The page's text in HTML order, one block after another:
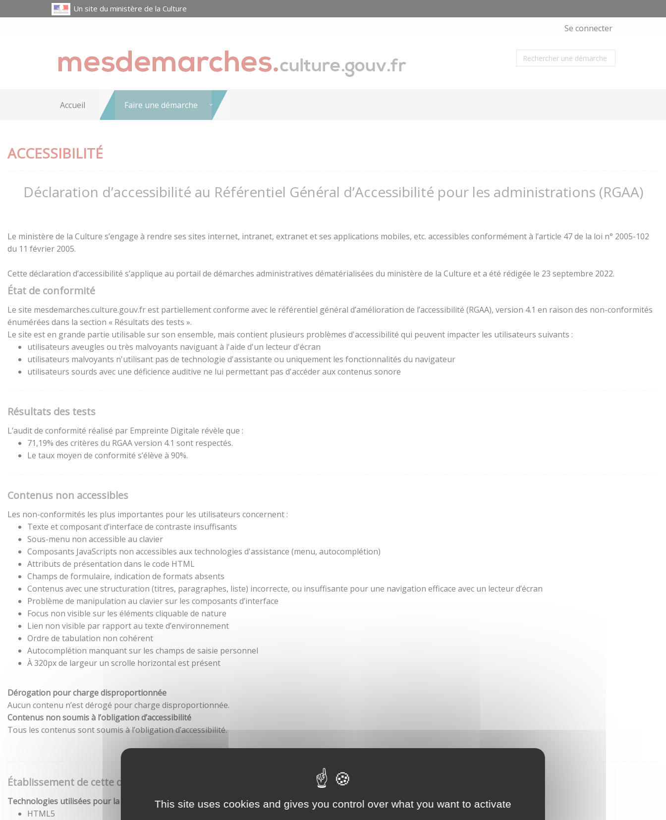
This site uses cookies and gives you control over what you want to activate
Un site du ministère de la Culture
Se connecter
Accueil Faire une démarche
ACCESSIBILITÉ
Déclaration d’accessibilité au Référentiel Général d’Accessibilité pour les administrations (RGAA)
Le ministère de la Culture s’engage à rendre ses sites internet, intranet, extranet et ses applications mobiles, etc. accessibles conformément à l’article 47 de la loi n° 2005-102
du 11 février 2005.
Cette déclaration d’accessibilité s’applique au portail de démarches administratives dématérialisées du ministère de la Culture et a été rédigée le 23 septembre 2022.
État de conformité
Le site mesdemarches.culture.gouv.fr est partiellement conforme avec le référentiel général d’amélioration de l’accessibilité (RGAA), version 4.1 en raison des non-conformités
énumérées dans la section « Résultats des tests ».
Le site est en grande partie utilisable sur son ensemble, mais contient plusieurs problèmes d'accessibilité qui peuvent impacter les utilisateurs suivants :
utilisateurs aveugles ou très malvoyants naviguant à l'aide d'un lecteur d'écran
utilisateurs malvoyants n'utilisant pas de technologie d'assistante ou uniquement les fonctionnalités du navigateur
utilisateurs sourds avec une déficience auditive ne lui permettant pas d'accéder aux contenus sonore
Résultats des tests
L’audit de conformité réalisé par Empreinte Digitale révèle que :
71,19% des critères du RGAA version 4.1 sont respectés.
Le taux moyen de conformité s’élève à 90%.
Contenus non accessibles
Les non-conformités les plus importantes pour les utilisateurs concernent :
Texte et composant d’interface de contraste insuffisants
Sous-menu non accessible au clavier
Composants JavaScripts non accessibles aux technologies d'assistance (menu, autocomplétion)
Attributs de présentation dans le code HTML
Champs de formulaire, indication de formats absents
Contenus avec une structuration (titres, paragraphes, liste) incorrecte, ou insuffisante pour une navigation efficace avec un lecteur d’écran
Problème de manipulation au clavier sur les composants d’interface
Focus non visible sur les éléments cliquable de nature
Lien non visible par rapport au texte d’environnement
Ordre de tabulation non cohérent
Autocomplétion manquant sur les champs de saisie personnel
À 320px de largeur un scrolle horizontal est présent
Dérogation pour charge disproportionnée
Aucun contenu n’est dérogé pour charge disproportionnée.
Contenus non soumis à l’obligation d’accessibilité
Tous les contenus sont soumis à l’obligation d’accessibilité.
Établissement de cette déclaration d'accessibilité
Technologies utilisées pour la réalisation du site
HTML5